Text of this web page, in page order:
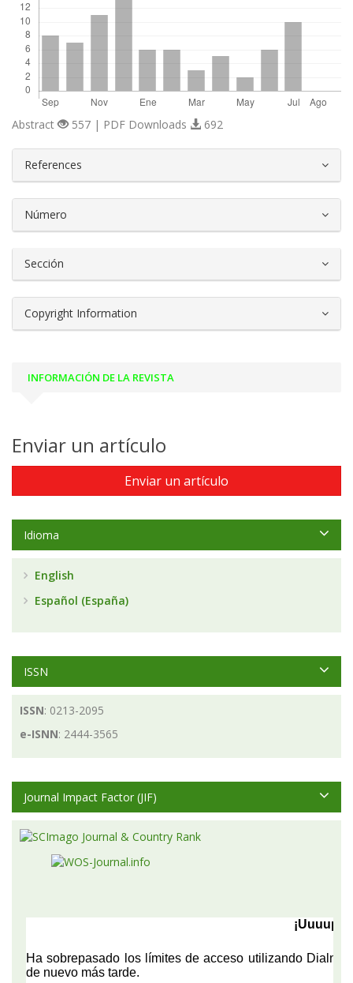
Abstract 557 | PDF Downloads 692
References
Número
Sección
Copyright Information
INFORMACIÓN DE LA REVISTA
Enviar un artículo
Enviar un artículo
Idioma
English
Español (España)
ISSN
ISSN: 0213-2095
e-ISNN: 2444-3565
Journal Impact Factor (JIF)